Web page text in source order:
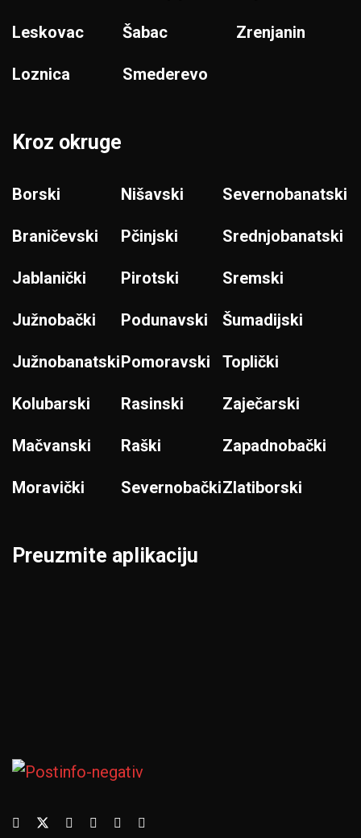
Leskovac
Loznica
Šabac
Smederevo
Zrenjanin
Kroz okruge
Borski
Braničevski
Jablanički
Južnobački
Južnobanatski
Kolubarski
Mačvanski
Moravički
Nišavski
Pčinjski
Pirotski
Podunavski
Pomoravski
Rasinski
Raški
Severnobački
Severnobanatski
Srednjobanatski
Sremski
Šumadijski
Toplički
Zaječarski
Zapadnobački
Zlatiborski
Preuzmite aplikaciju